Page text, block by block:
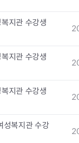
지관 수강생
지관 수강생
지관 수강생
복지관 수강